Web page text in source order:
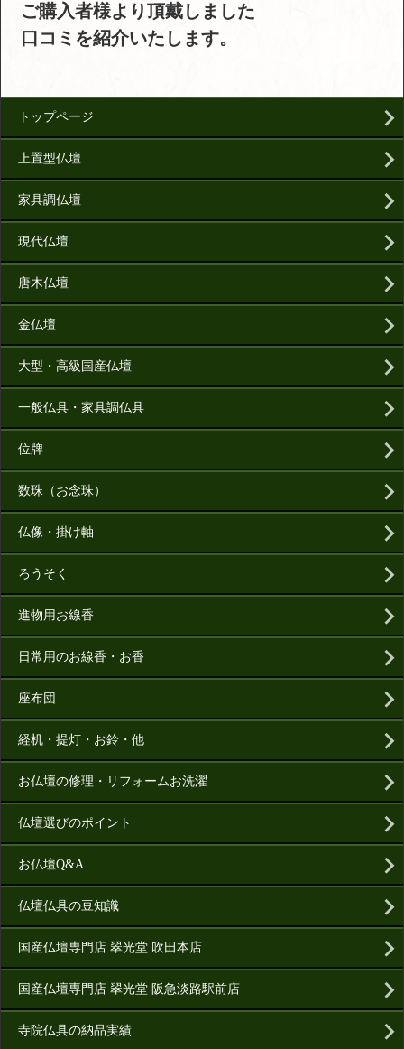
ご購入者様より頂戴しました
口コミを紹介いたします。
トップページ
上置型仏壇
家具調仏壇
現代仏壇
唐木仏壇
金仏壇
大型・高級国産仏壇
一般仏具・家具調仏具
位牌
数珠（お念珠）
仏像・掛け軸
ろうそく
進物用お線香
日常用のお線香・お香
座布団
経机・提灯・お鈴・他
お仏壇の修理・リフォームお洗濯
仏壇選びのポイント
お仏壇Q&A
仏壇仏具の豆知識
国産仏壇専門店 翠光堂 吹田本店
国産仏壇専門店 翠光堂 阪急淡路駅前店
寺院仏具の納品実績